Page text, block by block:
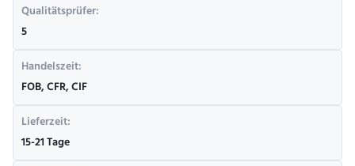
Qualitätsprüfer:
5
Handelszeit:
FOB, CFR, CIF
Lieferzeit:
15-21 Tage